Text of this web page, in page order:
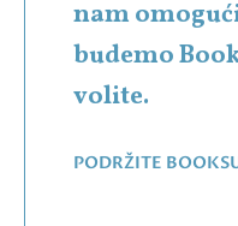
nam
budemo
volite.
PODRŽITE